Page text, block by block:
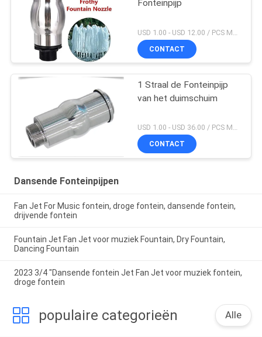
Fonteinpijp
CONTACT
1 Straal de Fonteinpijp
van het duimschuim
USD 1.00 - USD 36.00 / PCS MOQ:PCs 1
CONTACT
Dansende Fonteinpijpen
Fan Jet For Music fontein, droge fontein, dansende fontein,
drijvende fontein
Fountain Jet Fan Jet voor muziek Fountain, Dry Fountain,
Dancing Fountain
2023 3/4 "Dansende fontein Jet Fan Jet voor muziek fontein,
droge fontein
populaire categorieën Alle